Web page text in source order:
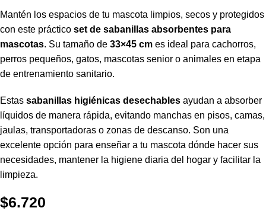
Mantén los espacios de tu mascota limpios, secos y protegidos
con este práctico set de sabanillas absorbentes para
mascotas. Su tamaño de 33×45 cm es ideal para cachorros,
perros pequeños, gatos, mascotas senior o animales en etapa
de entrenamiento sanitario.
Estas sabanillas higiénicas desechables ayudan a absorber
líquidos de manera rápida, evitando manchas en pisos, camas,
jaulas, transportadoras o zonas de descanso. Son una
excelente opción para enseñar a tu mascota dónde hacer sus
necesidades, mantener la higiene diaria del hogar y facilitar la
limpieza.
$6.720